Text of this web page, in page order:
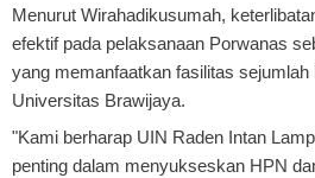
Menurut Wirahadikusumah,
efektif pada pelaksanaan Porwanas
yang memanfaatkan fasilitas
Universitas Brawijaya.
"Kami berharap UIN Raden Intan
penting dalam menyukseskan HPN